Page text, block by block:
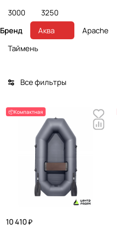
3000
3250
Бренд
Apache
Аква
Таймень
Все фильтры
📦Компактная
10 410 ₽